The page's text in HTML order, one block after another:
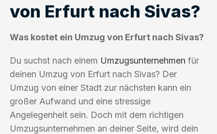
von Erfurt nach Sivas?
Was kostet ein Umzug von Erfurt nach Sivas?
Du suchst nach einem Umzugsunternehmen für
deinen Umzug von Erfurt nach Sivas? Der
Umzug von einer Stadt zur nächsten kann ein
großer Aufwand und eine stressige
Angelegenheit sein. Doch mit dem richtigen
Umzugsunternehmen an deiner Seite, wird dein